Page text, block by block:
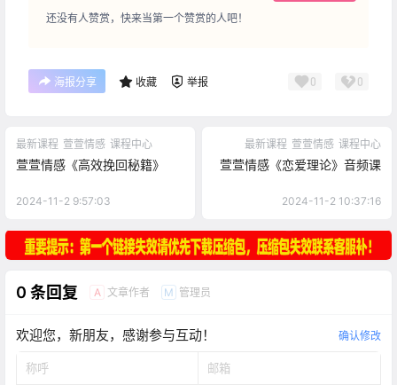
还没有人赞赏，快来当第一个赞赏的人吧！
海报分享 收藏 举报 0 0
最新课程 萱萱情感 课程中心
萱萱情感《高效挽回秘籍》
2024-11-2 9:57:03
最新课程 萱萱情感 课程中心
萱萱情感《恋爱理论》音频课
2024-11-2 10:37:16
0 条回复 A 文章作者 M 管理员
欢迎您，新朋友，感谢参与互动！ 确认修改